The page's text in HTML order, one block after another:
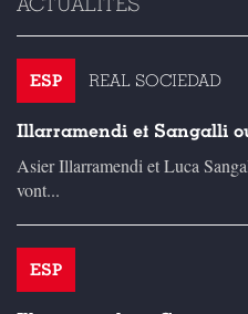
ESP REAL SOCIEDAD
Illarramendi et Sangalli
Asier Illarramendi et Luca
vont...
ESP